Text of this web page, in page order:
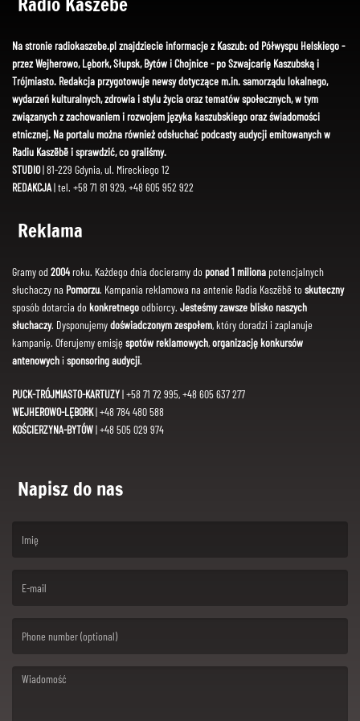
Na stronie radiokaszebe.pl znajdziecie informacje z Kaszub: od Półwyspu Helskiego -
przez Wejherowo, Lębork, Słupsk, Bytów i Chojnice - po Szwajcarię Kaszubską i
Trójmiasto. Redakcja przygotowuje newsy dotyczące m.in. samorządu lokalnego,
wydarzeń kulturalnych, zdrowia i stylu życia oraz tematów społecznych, w tym
związanych z zachowaniem i rozwojem języka kaszubskiego oraz świadomości
etnicznej. Na portalu można również odsłuchać podcasty audycji emitowanych w
Radiu Kaszëbë i sprawdzić, co graliśmy.
STUDIO| 81-229 Gdynia, ul. Mireckiego 12
REDAKCJA| tel. +58 71 81 929, +48 605 952 922
Reklama
Gramy od 2004roku. Każdego dnia docieramy do ponad 1 miliona potencjalnych
słuchaczy na Pomorzu. Kampania reklamowa na antenie Radia Kaszëbë toskuteczny
sposób dotarcia dokonkretnegoodbiorcy. Jesteśmy zawsze blisko naszych
słuchaczy. Dysponujemydoświadczonym zespołem, który doradzi i zaplanuje
kampanię. Oferujemy emisję spotów reklamowych,organizację konkursów
antenowychi sponsoring audycji.
PUCK-TRÓJMIASTO-KARTUZY| +58 71 72 995, +48 605 637 277
WEJHEROWO-LĘBORK| +48 784 480 588
KOŚCIERZYNA-BYTÓW| +48 505 029 974
Napisz do nas